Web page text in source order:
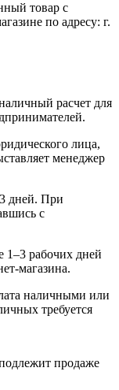
товар с
по адресу: г.
расчет для
лица,
менеджер
дней. При
с
1–3 рабочих дней
магазина.
наличными или
требуется
продаже